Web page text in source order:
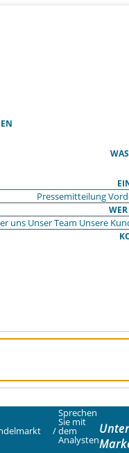
Pressemitteilung
uns Unser Team Unsere
/
Sprechen
Sie mit
dem
Analysten